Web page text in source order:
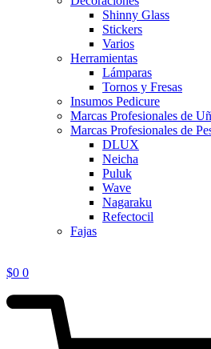
Shinny Glass
Stickers
Varios
Herramientas
Lámparas
Tornos y Fresas
Insumos Pedicure
Marcas Profesionales de
Marcas Profesionales de
DLUX
Neicha
Puluk
Wave
Nagaraku
Refectocil
Fajas
$0 0